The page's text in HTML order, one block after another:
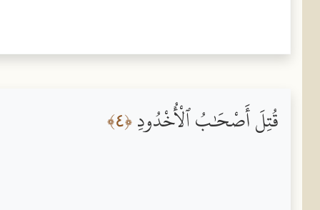
قُتِلَ أَصْحَٰبُ ٱلْأُخْدُودِ﴿٤﴾